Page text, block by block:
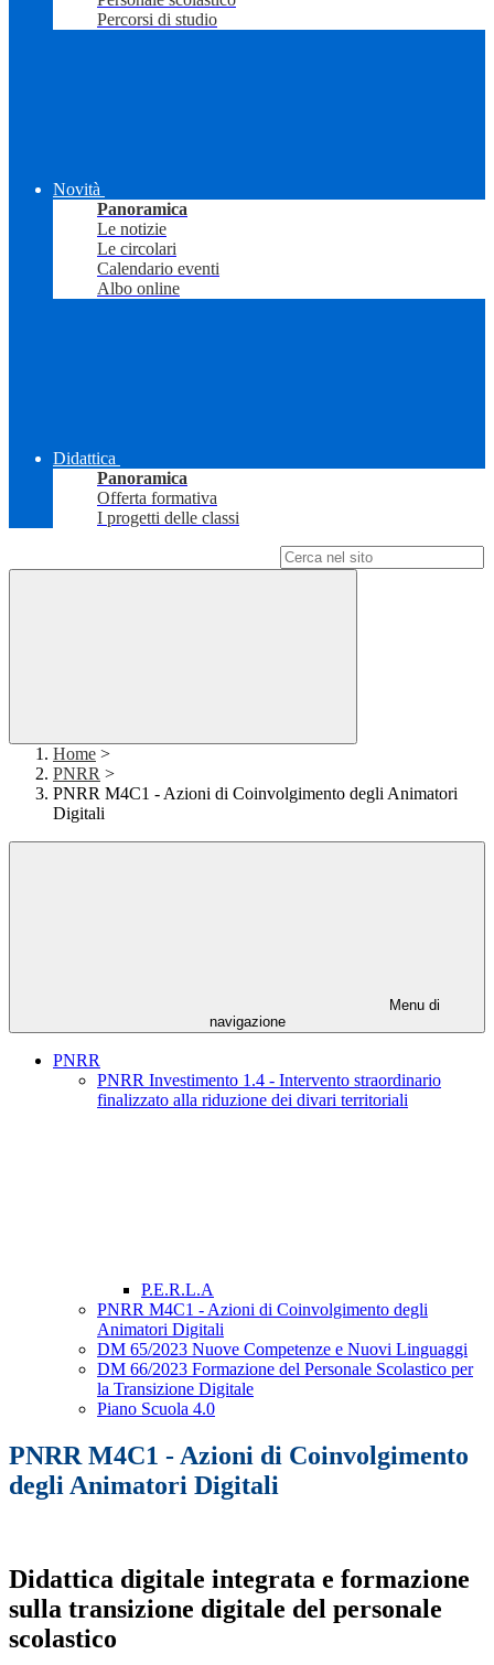
Percorsi di studio
Novità
Panoramica
Le notizie
Le circolari
Calendario eventi
Albo online
Didattica
Panoramica
Offerta formativa
I progetti delle classi
Home >
PNRR >
PNRR M4C1 - Azioni di Coinvolgimento degli Animatori
Digitali
Menu di
navigazione
PNRR
PNRR Investimento 1.4 - Intervento straordinario
finalizzato alla riduzione dei divari territoriali
P.E.R.L.A
PNRR M4C1 - Azioni di Coinvolgimento degli
Animatori Digitali
DM 65/2023 Nuove Competenze e Nuovi Linguaggi
DM 66/2023 Formazione del Personale Scolastico per
la Transizione Digitale
Piano Scuola 4.0
PNRR M4C1 - Azioni di Coinvolgimento
degli Animatori Digitali
Didattica digitale integrata e formazione
sulla transizione digitale del personale
scolastico